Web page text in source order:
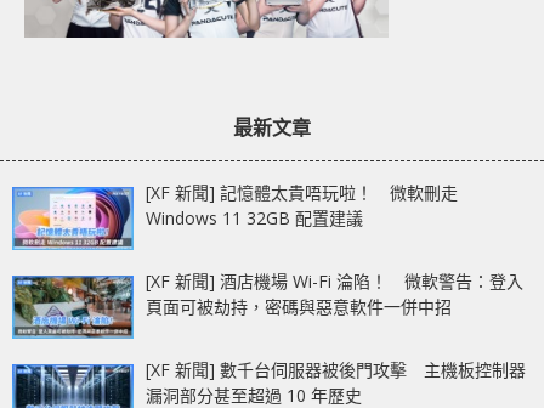
最新文章
[XF 新聞] 記憶體太貴唔玩啦！ 微軟刪走
Windows 11 32GB 配置建議
[XF 新聞] 酒店機場 Wi-Fi 淪陷！ 微軟警告：登入
頁面可被劫持，密碼與惡意軟件一併中招
[XF 新聞] 數千台伺服器被後門攻擊 主機板控制器
漏洞部分甚至超過 10 年歷史